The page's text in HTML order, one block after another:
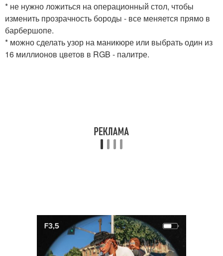
* не нужно ложиться на операционный стол, чтобы
изменить прозрачность бороды - все меняется прямо в
барбершопе.
* можно сделать узор на маникюре или выбрать один из
16 миллионов цветов в RGB - палитре.